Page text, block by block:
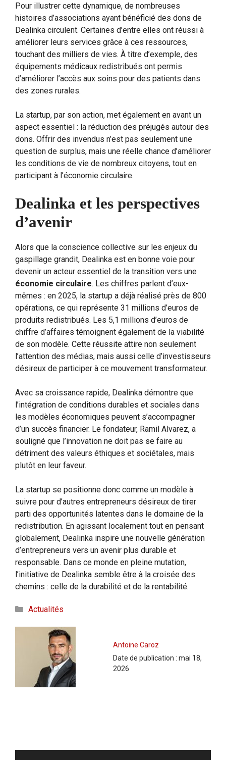
Pour illustrer cette dynamique, de nombreuses
histoires d’associations ayant bénéficié des dons de
Dealinka circulent. Certaines d’entre elles ont réussi à
améliorer leurs services grâce à ces ressources,
touchant des milliers de vies. À titre d’exemple, des
équipements médicaux redistribués ont permis
d’améliorer l’accès aux soins pour des patients dans
des zones rurales.
La startup, par son action, met également en avant un
aspect essentiel : la réduction des préjugés autour des
dons. Offrir des invendus n’est pas seulement une
question de surplus, mais une réelle chance d’améliorer
les conditions de vie de nombreux citoyens, tout en
participant à l’économie circulaire.
Dealinka et les perspectives
d’avenir
Alors que la conscience collective sur les enjeux du
gaspillage grandit, Dealinka est en bonne voie pour
devenir un acteur essentiel de la transition vers une
économie circulaire. Les chiffres parlent d’eux-
mêmes : en 2025, la startup a déjà réalisé près de 800
opérations, ce qui représente 31 millions d’euros de
produits redistribués. Les 5,1 millions d’euros de
chiffre d’affaires témoignent également de la viabilité
de son modèle. Cette réussite attire non seulement
l’attention des médias, mais aussi celle d’investisseurs
désireux de participer à ce mouvement transformateur.
Avec sa croissance rapide, Dealinka démontre que
l’intégration de conditions durables et sociales dans
les modèles économiques peuvent s’accompagner
d’un succès financier. Le fondateur, Ramil Alvarez, a
souligné que l’innovation ne doit pas se faire au
détriment des valeurs éthiques et sociétales, mais
plutôt en leur faveur.
La startup se positionne donc comme un modèle à
suivre pour d’autres entrepreneurs désireux de tirer
parti des opportunités latentes dans le domaine de la
redistribution. En agissant localement tout en pensant
globalement, Dealinka inspire une nouvelle génération
d’entrepreneurs vers un avenir plus durable et
responsable. Dans ce monde en pleine mutation,
l’initiative de Dealinka semble être à la croisée des
chemins : celle de la durabilité et de la rentabilité.
Catégories
Actualités
Antoine Caroz
Date de publication : mai 18,
2026